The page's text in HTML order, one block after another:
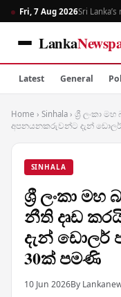
Fri, 7 Aug 2026Sri
Lanka
Latest General
Home › Sinhala › ශ්‍රී ලංකා
අපනයනකරුවන්ට දැන් ඩොලර්
SINHALA
ශ්‍රී ලංකා
නීති දෘඩ
දැන් ඩොලර්
30ක් පමණි
10 Jun 2026By